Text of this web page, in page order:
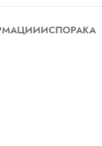
ИСПОРАКА